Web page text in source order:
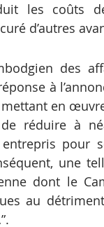
les coûts
d’autres
des
à
mettant en
réduire à
pour
une
dont le
au